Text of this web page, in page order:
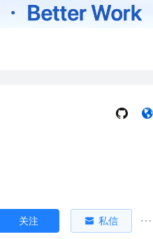
关注 私信